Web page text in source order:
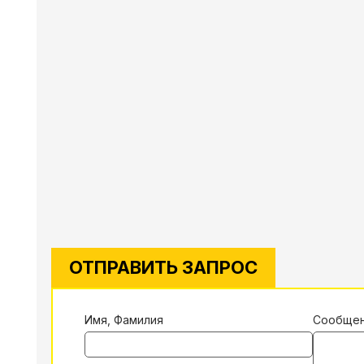
ОТПРАВИТЬ ЗАПРОС
Имя, Фамилия